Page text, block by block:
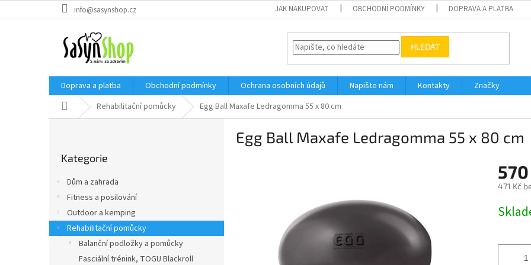
na
info@sasynshop.cz JAK NAKUPOVAT OBCHODNÍ PODMÍNKY DOPRAVA A PLATBA
HLEDAT
Doprava a platba Obchodní podmínky Ochrana osobních údajů Napište nám Kontakty
Značky
Domů Rehabilitační pomůcky Egg Ball Maxafe Ledragomma 55 x 80 cm
kategorie
Kategorie
Dům a zahrada
Fitness a posilování
Outdoor a kemping
Rehabilitační pomůcky
Balanční podložky a pomůcky
Fasciální trénink, TOGU Blackroll
Egg Ball Maxafe Ledragomma 55 x 80 cm
471 Kč
cena: